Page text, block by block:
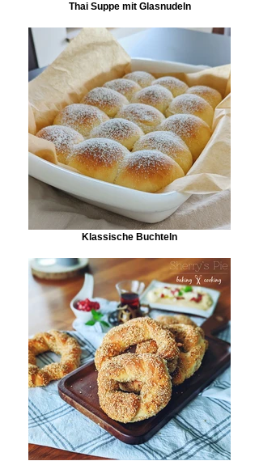
Thai Suppe mit Glasnudeln
Klassische Buchteln